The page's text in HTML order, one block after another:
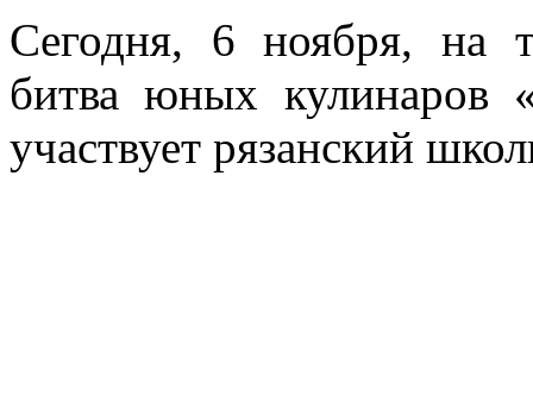
Сегодня, 6 ноября, на
битва юных кулинаров
участвует рязанский